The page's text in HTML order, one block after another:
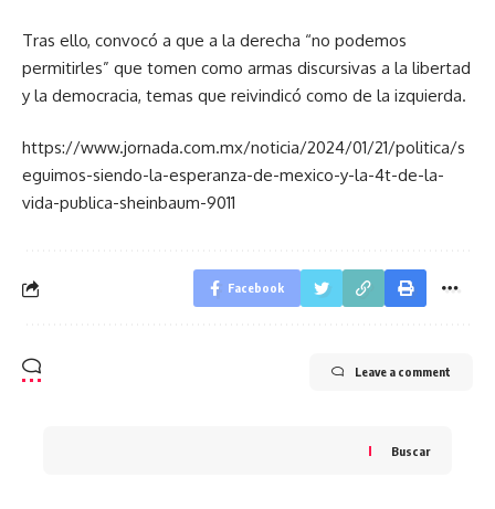
Tras ello, convocó a que a la derecha “no podemos
permitirles” que tomen como armas discursivas a la libertad
y la democracia, temas que reivindicó como de la izquierda.
https://www.jornada.com.mx/noticia/2024/01/21/politica/s
eguimos-siendo-la-esperanza-de-mexico-y-la-4t-de-la-
vida-publica-sheinbaum-9011
Facebook
Leave a comment
Buscar